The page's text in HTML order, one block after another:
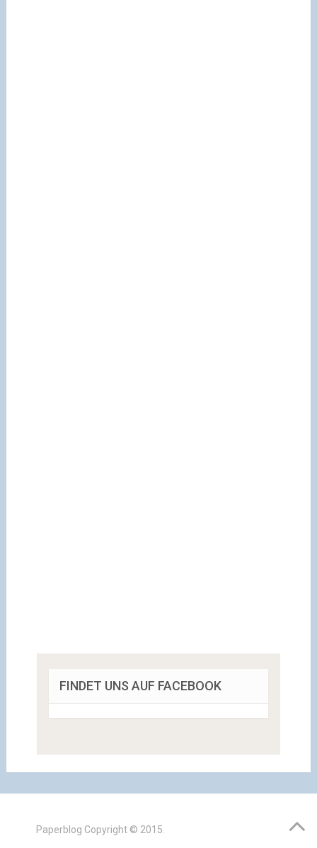
FINDET UNS AUF FACEBOOK
Paperblog Copyright © 2015.